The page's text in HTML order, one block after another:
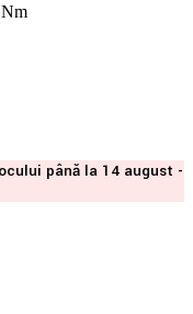
până la 14 august -